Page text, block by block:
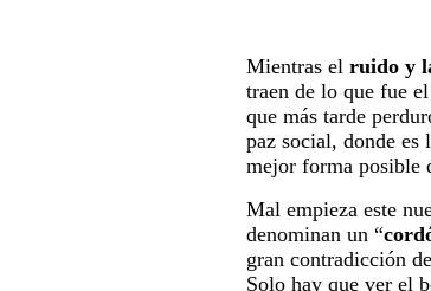
Mientras el ruido y
traen de lo que fue
que más tarde
paz social, donde es
mejor forma posible
Mal empieza este
denominan un “
gran contradicción
Solo hay que ver el